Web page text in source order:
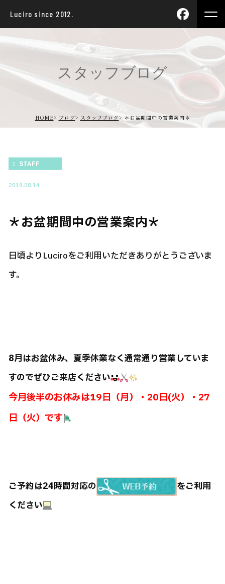
Luciro since 2012.
スタッフブログ
HOME ブログ スタッフブログ ＊お盆期間中の営業案内＊
STAFF
2019.08.14
＊お盆期間中の営業案内＊
日頃よりLuciroをご利用いただきありがとうございま
す。
8月はお盆休み、夏季休業なく通常通り営業していま
すのでぜひご来店ください
今月後半のお休みは19日（月）・20日(火）・27
日（火）です
ご予約は24時間対応の
をご利用
ください